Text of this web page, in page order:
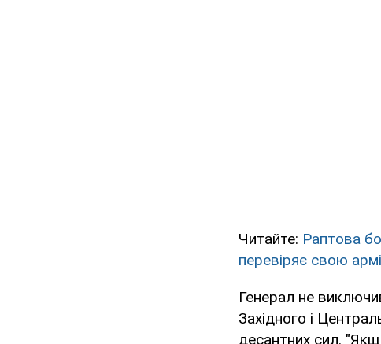
Читайте: Раптова
перевіряє свою
Генерал не
Західного і
десантних сил.